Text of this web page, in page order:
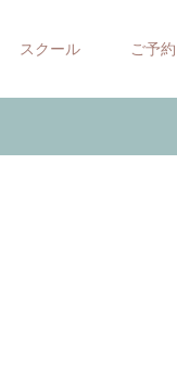
スクール ご予約